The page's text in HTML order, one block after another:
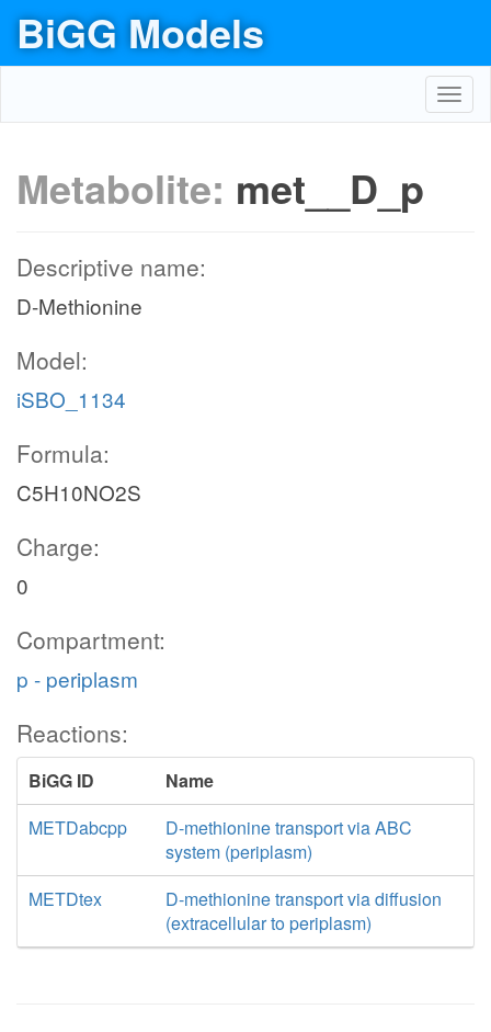
BiGG Models
Metabolite: met__D_p
Descriptive name:
D-Methionine
Model:
iSBO_1134
Formula:
C5H10NO2S
Charge:
0
Compartment:
p - periplasm
Reactions:
BiGG ID
Name
METDabcpp
D-methionine transport via ABC
system (periplasm)
METDtex
D-methionine transport via diffusion
(extracellular to periplasm)